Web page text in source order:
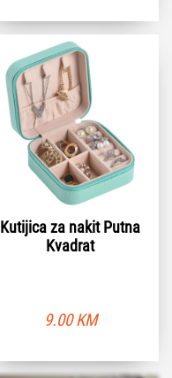
Kutijica za nakit Putna
Kvadrat
9.00KM